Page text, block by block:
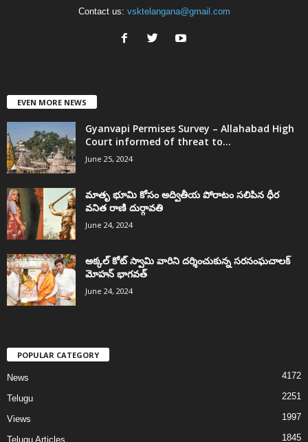
Contact us: vsktelangana@gmail.com
EVEN MORE NEWS
Gyanvapi Permises Survey – Allahabad High
Court informed of threat to...
June 25, 2024
మాతృ భూమి కోసం అద్వితీయ పోరాటం సలిపిన ధీర
వనిత రాణి దుర్గావతి
June 24, 2024
అక్కల్‌ కోట్‌ స్వామి వారిని దర్శించుకున్న సరసంఘచాలక్
మోహన్ భాగవత్
June 24, 2024
POPULAR CATEGORY
News 4172
Telugu 2251
Views 1997
Telugu Articles 1845